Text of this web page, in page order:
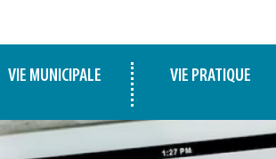
VIE MUNICIPALE VIE PRATIQUE